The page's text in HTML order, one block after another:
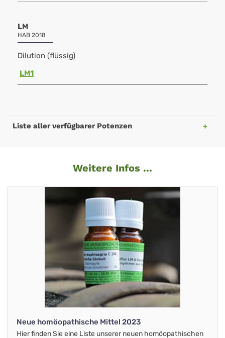
LM
HAB 2018
Dilution (flüssig)
LM1
Liste aller verfügbarer Potenzen
Weitere Infos ...
Neue homöopathische Mittel 2023
Hier finden Sie eine Liste unserer neuen homöopathischen